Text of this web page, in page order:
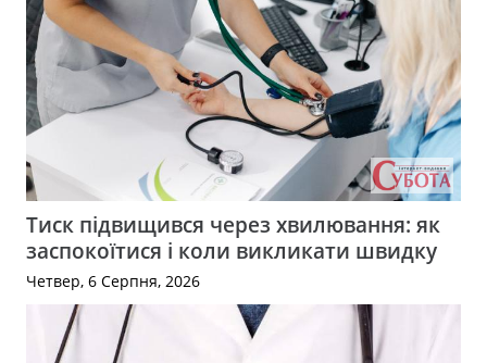
Тиск підвищився через хвилювання: як
заспокоїтися і коли викликати швидку
Четвер, 6 Серпня, 2026